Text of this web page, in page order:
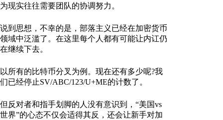
为现实往往需要团队的协调努力。
说到思想，不幸的是，部落主义已经在加密货币
领域中泛滥了。在这里每个人都有可能让内讧仍
在继续下去。
以所有的比特币分叉为例。现在还有多少呢?我
们已经停止SV/ABC/123/U+ME的计数了。
但反对者和指手划脚的人没有意识到，“美国vs
世界”的心态不仅会适得其反，还会让新手对加